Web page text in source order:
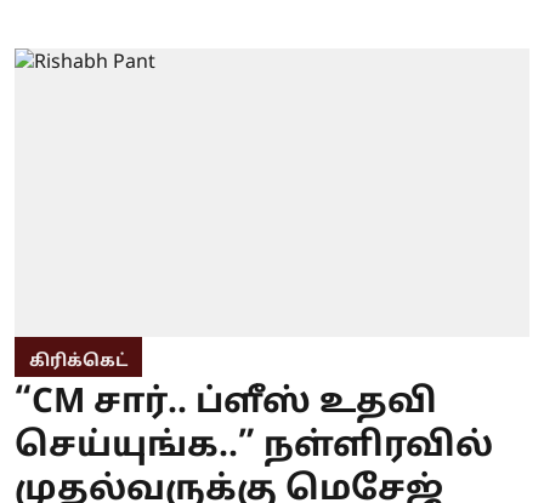
கிரிக்கெட்
“CM சார்.. ப்ளீஸ் உதவி
செய்யுங்க..” நள்ளிரவில்
முதல்வருக்கு மெசேஜ்